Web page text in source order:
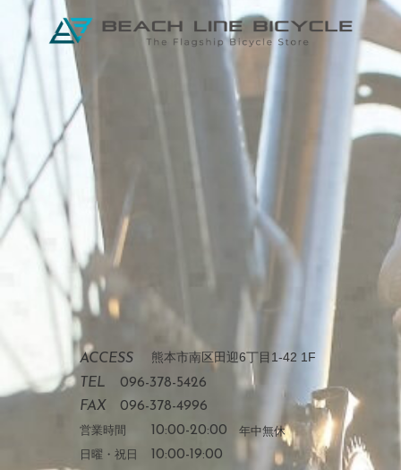
ACCESS 熊本市南区田迎6丁目1-42 1F
TEL
096-378-5426
FAX
096-378-4996
営業時間 10:00-20:00 年中無休
日曜・祝日
10:00-19:00